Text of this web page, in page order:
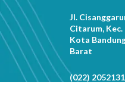
Jl.
Citarum,
Kota
Barat
(022)